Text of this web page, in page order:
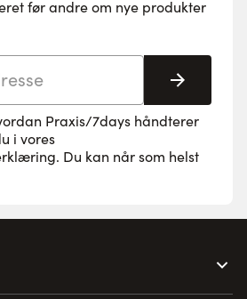
før andre om nye produkter
Tilmeld
Praxis/7days håndterer
i vores
. Du kan når som helst